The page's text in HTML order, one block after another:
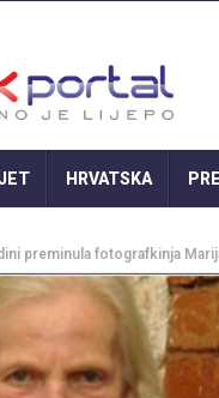
HRVATSKA
preminula fotografkinja